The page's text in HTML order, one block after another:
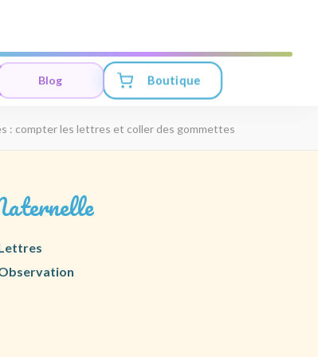
Blog Boutique
: compter les lettres et coller des gommettes